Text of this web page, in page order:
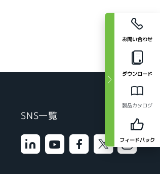
お問い合わせ
ダウンロード
製品カタログ
フィードバック
SNS一覧